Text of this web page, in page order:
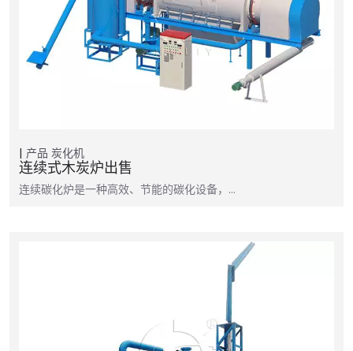
产品 炭化机
连续式木炭炉出售
连续碳化炉是一种高效、节能的碳化设备，...